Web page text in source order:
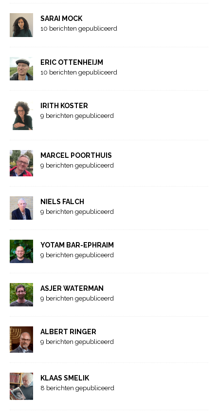
SARAI MOCK
10 berichten gepubliceerd
ERIC OTTENHEIJM
10 berichten gepubliceerd
IRITH KOSTER
9 berichten gepubliceerd
MARCEL POORTHUIS
9 berichten gepubliceerd
NIELS FALCH
9 berichten gepubliceerd
YOTAM BAR-EPHRAIM
9 berichten gepubliceerd
ASJER WATERMAN
9 berichten gepubliceerd
ALBERT RINGER
9 berichten gepubliceerd
KLAAS SMELIK
8 berichten gepubliceerd